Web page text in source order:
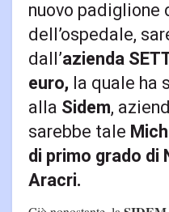
nuovo
dell’ospedale,
dall’azienda
euro, la quale ha
alla Sidem,
sarebbe tale
di primo grado di
Aracri.